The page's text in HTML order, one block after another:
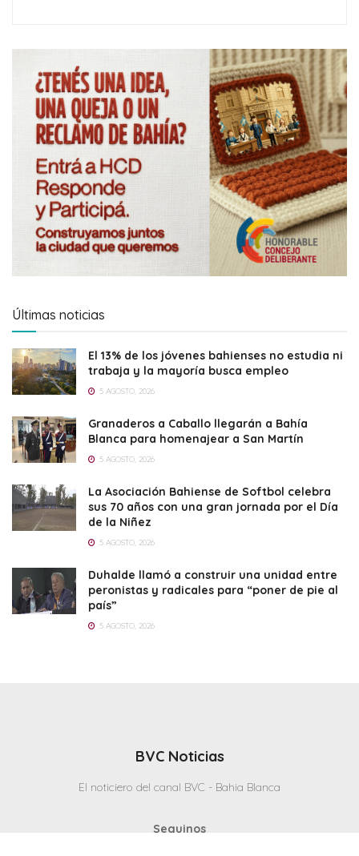
Últimas noticias
El 13% de los jóvenes bahienses no estudia ni
trabaja y la mayoría busca empleo
5 AGOSTO, 2026
Granaderos a Caballo llegarán a Bahía
Blanca para homenajear a San Martín
5 AGOSTO, 2026
La Asociación Bahiense de Softbol celebra
sus 70 años con una gran jornada por el Día
de la Niñez
5 AGOSTO, 2026
Duhalde llamó a construir una unidad entre
peronistas y radicales para “poner de pie al
país”
5 AGOSTO, 2026
BVC Noticias
El noticiero del canal BVC - Bahia Blanca
Seguinos